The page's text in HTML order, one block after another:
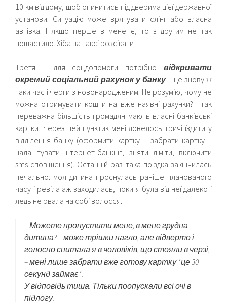
10 км від дому, щоб опинитись під дверима цієї державної
установи. Ситуацію може врятувати слінг або власна
автівка. І якщо перше в мене є, то з другим не так
пощастило. Хіба на таксі розсікати…
Третя – для соцдопомоги потрібно відкривати
окремий соціальний рахунок у банку– це знову ж
таки час і черги з новонародженим. Не розумію, чому не
можна отримувати кошти на вже наявні рахунки? І так
переважна більшість громадян мають власні банківські
картки. Через цей пунктик мені довелось тричі їздити у
відділення банку (оформити картку – забрати картку –
налаштувати інтернет-банкінг, зняти ліміти, включити
sms-сповіщення). Останній раз така поїздка закінчилась
печально: моя дитина проснулась раніше планованого
часу і ревіла аж заходилась, поки я була від неї далеко і
ледь не рвала на собі волосся.
– Можете пропустити мене, в мене грудна
дитина? – може трішки нагло, але відверто і
голосно спитала я в чоловіків, що стояли в черзі,
– мені лише забрати вже готову картку *це 30
секунд займає*.
У відповідь тиша. Тільки поопускали всі очі в
підлогу.